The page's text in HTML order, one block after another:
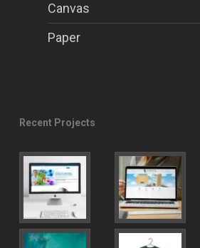
Canvas
Paper
Recent Projects